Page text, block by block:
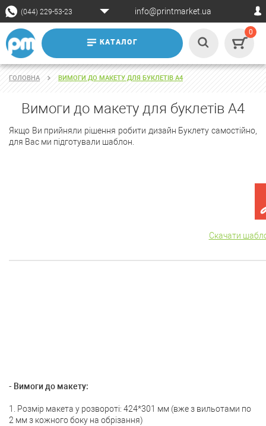
(044) 229-53-23 info@printmarket.ua
КАТАЛОГ
0
ГОЛОВНА ВИМОГИ ДО МАКЕТУ ДЛЯ БУКЛЕТІВ А4
Вимоги до макету для буклетів А4
Якщо Ви прийняли рішення робити дизайн Буклету самостійно,
для Вас ми підготували шаблон.
Скачати
- Вимоги до макету:
1. Розмір макета у розвороті: 424*301 мм (вже з вильотами по
2 мм з кожного боку на обрізання)